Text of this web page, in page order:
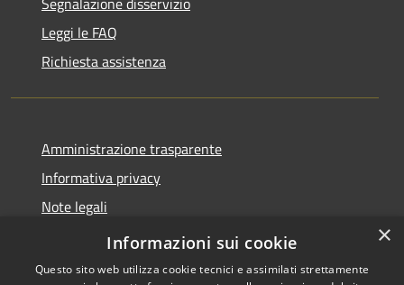
Leggi le FAQ
Richiesta assistenza
Amministrazione trasparente
Informativa privacy
Note legali
Dichiarazione di accessibilità
×
Informazioni sui cookie
Questo sito web utilizza cookie tecnici e assimilati strettamente